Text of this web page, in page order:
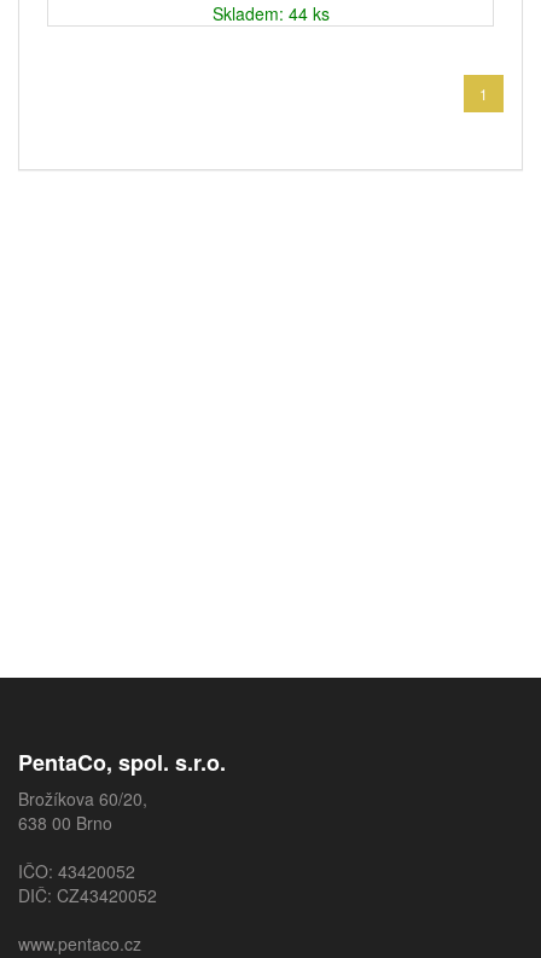
Skladem: 44 ks
1
PentaCo, spol. s.r.o.
Brožíkova 60/20,
638 00 Brno
IČO: 43420052
DIČ: CZ43420052
www.pentaco.cz